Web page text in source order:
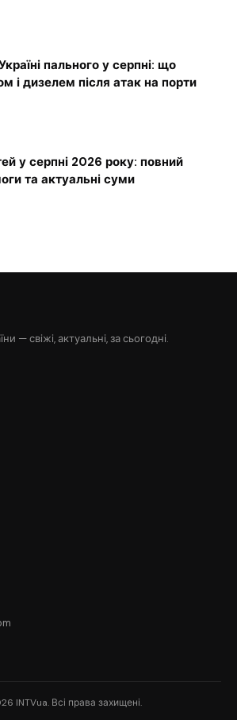
пального у серпні: що
і дизелем після атак на порти
у серпні 2026 року: повний
та актуальні суми
— свіжі, актуальні, за сьогодні.
INTVua. Всі права захищені.